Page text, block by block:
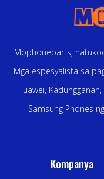
Mophoneparts,
Mga espesyalista sa
Huawei,
Samsung Phones
Kompanya